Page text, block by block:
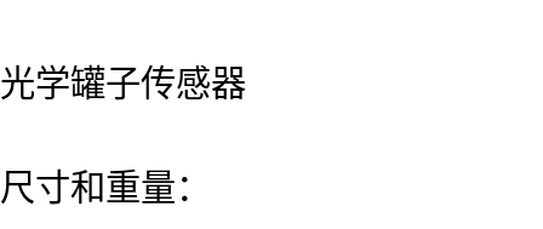
光学罐子传感器
尺寸和重量：